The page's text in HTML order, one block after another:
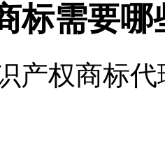
标需要哪
产权商标